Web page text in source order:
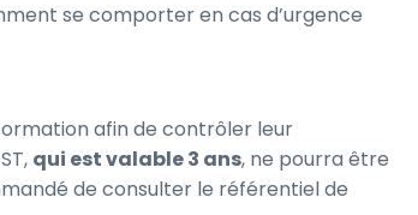
se comporter en cas d’urgence
afin de contrôler leur
qui est valable 3 ans, ne pourra être
de consulter le référentiel de